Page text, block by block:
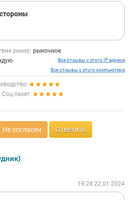
рынку: рыночное
Все отзывы с этого IP адреса
Все отзывы с этого компьютера
Соц.пакет:
Не согласен Ответить
19:28 22.01.2024